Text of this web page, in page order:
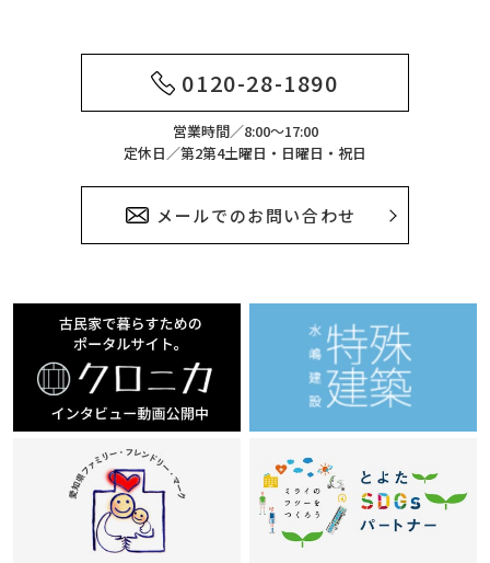
0120-28-1890
営業時間／8:00～17:00
定休日／第2第4土曜日・日曜日・祝日
メールでのお問い合わせ